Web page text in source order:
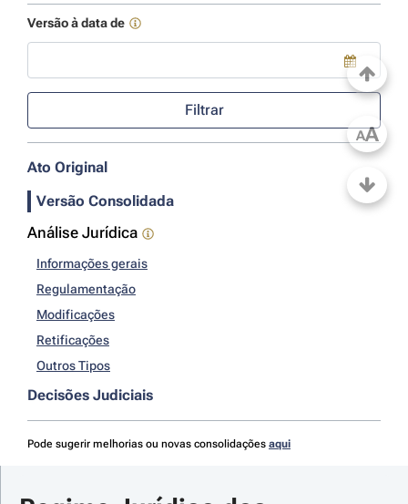
Versão à data de
Use a tecla de seta para baixo para abrir o calendário; Use as
Filtrar
Ato Original
Versão Consolidada
Análise Jurídica
Informações gerais
Regulamentação
Modificações
Retificações
Outros Tipos
Decisões Judiciais
Pode sugerir melhorias ou novas consolidações aqui
AA